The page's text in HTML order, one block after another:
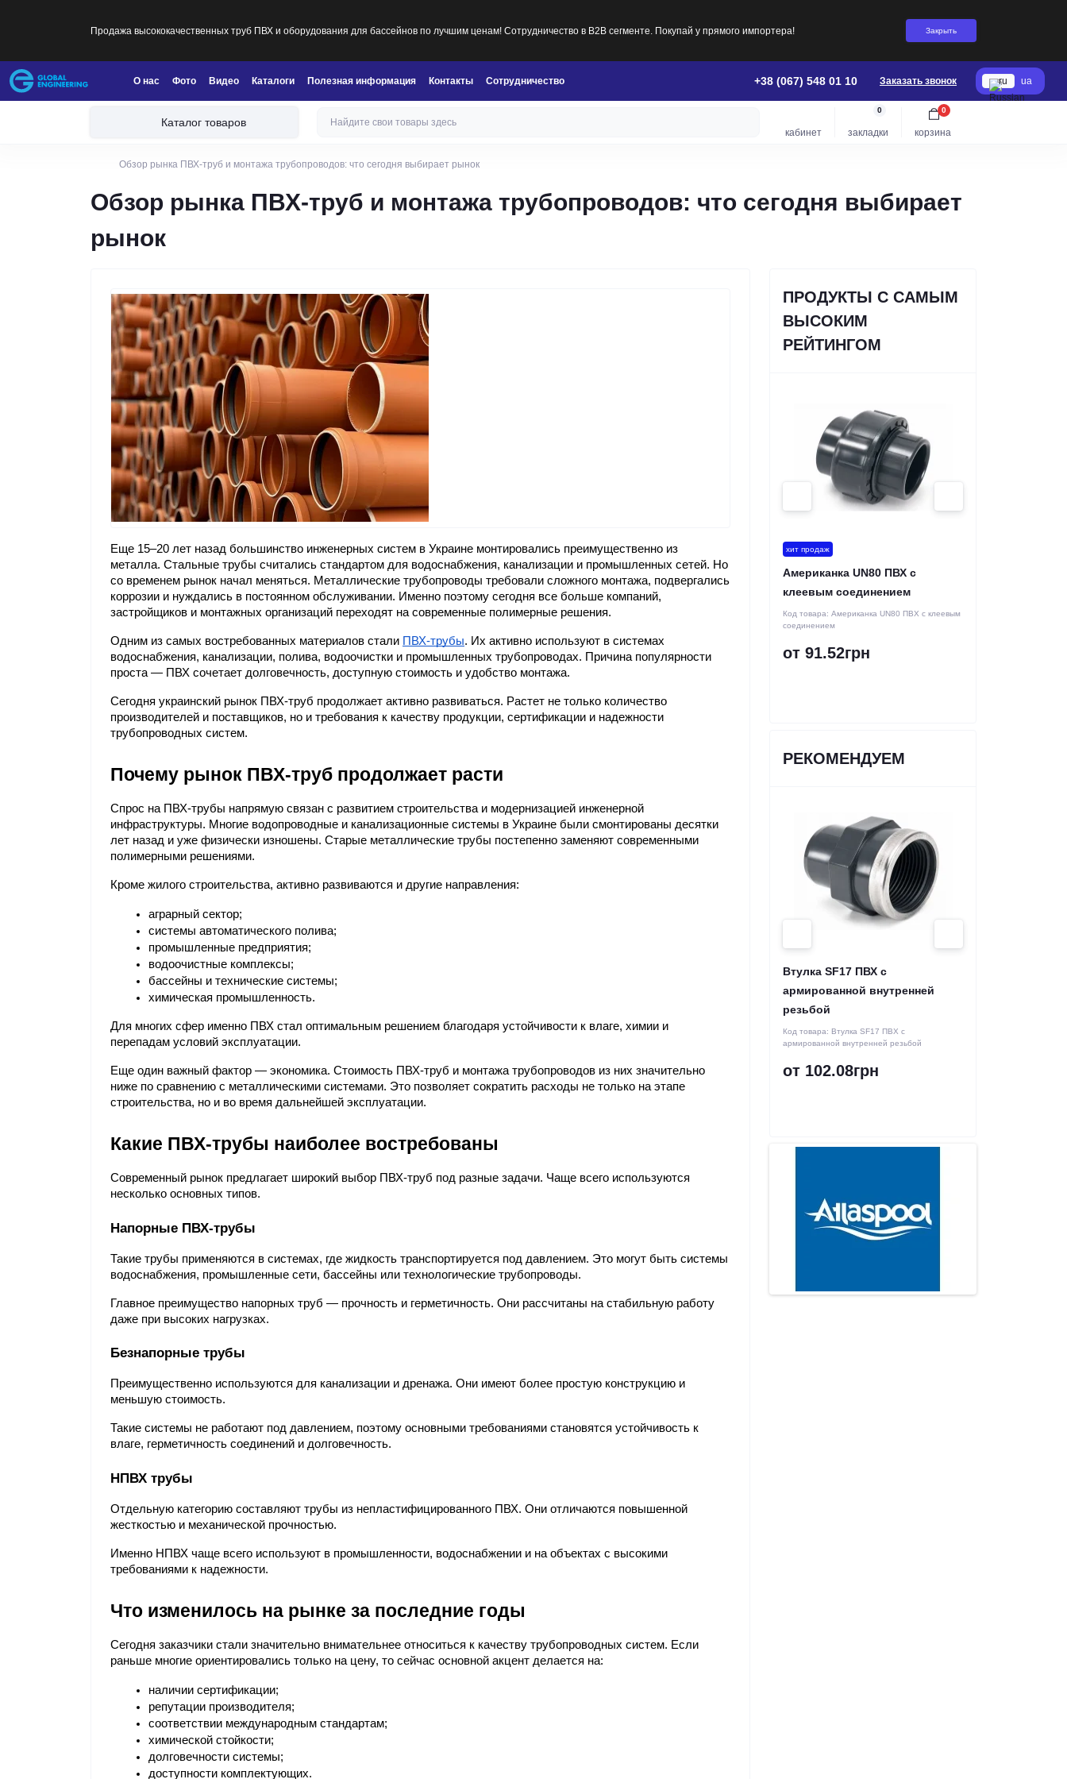
Продажа высококачественных труб ПВХ и оборудования для бассейнов по лучшим ценам! Сотрудничество в B2B сегменте. Покупай у прямого импортера! Закрыть
О нас Фото Видео Каталоги Полезная информация Контакты Сотрудничество +38 (067) 548 01 10 Заказать звонок ru ua
Каталог товаров
кабинет закладки
0
корзина
0
Обзор рынка ПВХ-труб и монтажа трубопроводов: что сегодня выбирает рынок
Обзор рынка ПВХ-труб и монтажа трубопроводов: что сегодня выбирает
рынок
Еще 15–20 лет назад большинство инженерных систем в Украине монтировались преимущественно из
металла. Стальные трубы считались стандартом для водоснабжения, канализации и промышленных сетей. Но
со временем рынок начал меняться. Металлические трубопроводы требовали сложного монтажа, подвергались
коррозии и нуждались в постоянном обслуживании. Именно поэтому сегодня все больше компаний,
застройщиков и монтажных организаций переходят на современные полимерные решения.
Одним из самых востребованных материалов стали ПВХ-трубы. Их активно используют в системах
водоснабжения, канализации, полива, водоочистки и промышленных трубопроводах. Причина популярности
проста — ПВХ сочетает долговечность, доступную стоимость и удобство монтажа.
Сегодня украинский рынок ПВХ-труб продолжает активно развиваться. Растет не только количество
производителей и поставщиков, но и требования к качеству продукции, сертификации и надежности
трубопроводных систем.
Почему рынок ПВХ-труб продолжает расти
Спрос на ПВХ-трубы напрямую связан с развитием строительства и модернизацией инженерной
инфраструктуры. Многие водопроводные и канализационные системы в Украине были смонтированы десятки
лет назад и уже физически изношены. Старые металлические трубы постепенно заменяют современными
полимерными решениями.
Кроме жилого строительства, активно развиваются и другие направления:
аграрный сектор;
системы автоматического полива;
промышленные предприятия;
водоочистные комплексы;
бассейны и технические системы;
химическая промышленность.
Для многих сфер именно ПВХ стал оптимальным решением благодаря устойчивости к влаге, химии и
перепадам условий эксплуатации.
Еще один важный фактор — экономика. Стоимость ПВХ-труб и монтажа трубопроводов из них значительно
ниже по сравнению с металлическими системами. Это позволяет сократить расходы не только на этапе
строительства, но и во время дальнейшей эксплуатации.
Какие ПВХ-трубы наиболее востребованы
Современный рынок предлагает широкий выбор ПВХ-труб под разные задачи. Чаще всего используются
несколько основных типов.
Напорные ПВХ-трубы
Такие трубы применяются в системах, где жидкость транспортируется под давлением. Это могут быть системы
водоснабжения, промышленные сети, бассейны или технологические трубопроводы.
Главное преимущество напорных труб — прочность и герметичность. Они рассчитаны на стабильную работу
даже при высоких нагрузках.
Безнапорные трубы
Преимущественно используются для канализации и дренажа. Они имеют более простую конструкцию и
меньшую стоимость.
Такие системы не работают под давлением, поэтому основными требованиями становятся устойчивость к
влаге, герметичность соединений и долговечность.
НПВХ трубы
Отдельную категорию составляют трубы из непластифицированного ПВХ. Они отличаются повышенной
жесткостью и механической прочностью.
Именно НПВХ чаще всего используют в промышленности, водоснабжении и на объектах с высокими
требованиями к надежности.
Что изменилось на рынке за последние годы
Сегодня заказчики стали значительно внимательнее относиться к качеству трубопроводных систем. Если
раньше многие ориентировались только на цену, то сейчас основной акцент делается на:
наличии сертификации;
репутации производителя;
соответствии международным стандартам;
химической стойкости;
долговечности системы;
доступности комплектующих.
ПРОДУКТЫ С САМЫМ
ВЫСОКИМ
РЕЙТИНГОМ
хит продаж
Американка UN80 ПВХ с
клеевым соединением
Код товара: Американка UN80 ПВХ с клеевым
соединением
от 91.52грн
РЕКОМЕНДУЕМ
Втулка SF17 ПВХ с
армированной внутренней
резьбой
Код товара: Втулка SF17 ПВХ с
армированной внутренней резьбой
от 102.08грн